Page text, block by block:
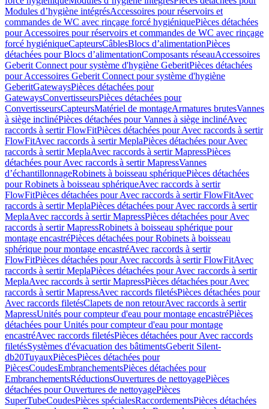
Modules d’hygiène intégrésAccessoires pour réservoirs et
commandes de WC avec rinçage forcé hygiéniquePièces détachées
pour Accessoires pour réservoirs et commandes de WC avec rinçage
forcé hygiéniqueCapteursCâblesBlocs d’alimentationPièces
détachées pour Blocs d’alimentationComposants réseauAccessoires
Geberit Connect pour système d'hygiène GeberitPièces détachées
pour Accessoires Geberit Connect pour système d'hygiène
GeberitGatewaysPièces détachées pour
GatewaysConvertisseursPièces détachées pour
ConvertisseursCapteursMatériel de montageArmatures brutesVannes
à siège inclinéPièces détachées pour Vannes à siège inclinéAvec
raccords à sertir FlowFitPièces détachées pour Avec raccords à sertir
FlowFitAvec raccords à sertir MeplaPièces détachées pour Avec
raccords à sertir MeplaAvec raccords à sertir MapressPièces
détachées pour Avec raccords à sertir MapressVannes
d’échantillonnageRobinets à boisseau sphériquePièces détachées
pour Robinets à boisseau sphériqueAvec raccords à sertir
FlowFitPièces détachées pour Avec raccords à sertir FlowFitAvec
raccords à sertir MeplaPièces détachées pour Avec raccords à sertir
MeplaAvec raccords à sertir MapressPièces détachées pour Avec
raccords à sertir MapressRobinets à boisseau sphérique pour
montage encastréPièces détachées pour Robinets à boisseau
sphérique pour montage encastréAvec raccords à sertir
FlowFitPièces détachées pour Avec raccords à sertir FlowFitAvec
raccords à sertir MeplaPièces détachées pour Avec raccords à sertir
MeplaAvec raccords à sertir MapressPièces détachées pour Avec
raccords à sertir MapressAvec raccords filetésPièces détachées pour
Avec raccords filetésClapets de non retourAvec raccords à sertir
MapressUnités pour compteur d'eau pour montage encastréPièces
détachées pour Unités pour compteur d'eau pour montage
encastréAvec raccords filetésPièces détachées pour Avec raccords
filetésSystèmes d'évacuation des bâtimentsGeberit Silent-
db20TuyauxPiècesPièces détachées pour
PiècesCoudesEmbranchementsPièces détachées pour
EmbranchementsRéductionsOuvertures de nettoyagePièces
détachées pour Ouvertures de nettoyagePièces
SuperTubeCoudesPièces spécialesRaccordementsPièces détachées